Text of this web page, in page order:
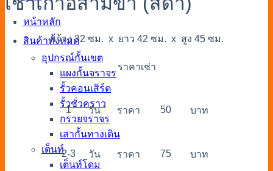
หน้าหลัก
สินค้าทั้งหมด
อุปกรณ์กั้นเขต
แผงกั้นจราจร
รั้วคอนเสิร์ต
รั้วชั่วคราว
กรวยจราจร
เสากั้นทางเดิน
เต็นท์
เต็นท์โดม
กว้าง 32 ซม. x ยาว 42 ซม. x สูง 45 ซม.
ราคาเช่า
1 วัน ราคา 50 บาท
2-3 วัน ราคา 75 บาท